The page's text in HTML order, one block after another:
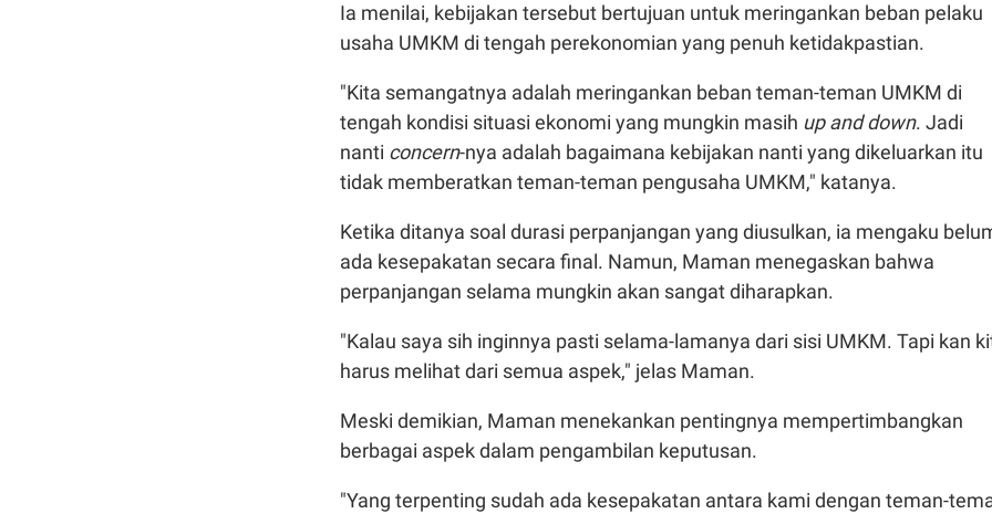
Ia menilai, kebijakan tersebut bertujuan untuk meringankan beban pelaku
usaha UMKM di tengah perekonomian yang penuh ketidakpastian.
"Kita semangatnya adalah meringankan beban teman-teman UMKM di
tengah kondisi situasi ekonomi yang mungkin masih up and down. Jadi
nanti concern-nya adalah bagaimana kebijakan nanti yang dikeluarkan itu
tidak memberatkan teman-teman pengusaha UMKM," katanya.
Ketika ditanya soal durasi perpanjangan yang diusulkan, ia mengaku
ada kesepakatan secara final. Namun, Maman menegaskan bahwa
perpanjangan selama mungkin akan sangat diharapkan.
"Kalau saya sih inginnya pasti selama-lamanya dari sisi UMKM. Tapi kan
harus melihat dari semua aspek," jelas Maman.
Meski demikian, Maman menekankan pentingnya mempertimbangkan
berbagai aspek dalam pengambilan keputusan.
"Yang terpenting sudah ada kesepakatan antara kami dengan teman-